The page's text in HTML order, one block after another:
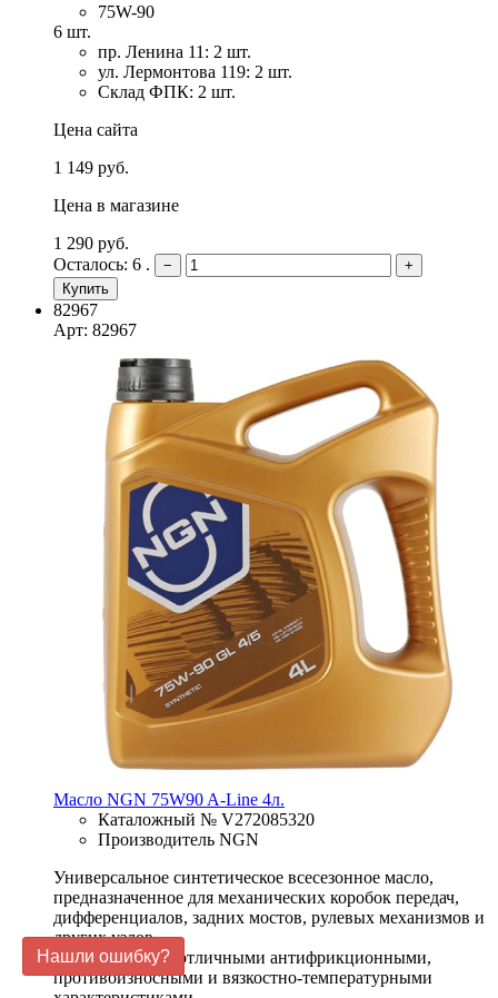
75W-90
6 шт.
пр. Ленина 11: 2 шт.
ул. Лермонтова 119: 2 шт.
Склад ФПК: 2 шт.
Цена сайта
1 149 руб.
Цена в магазине
1 290 руб.
Осталось: 6 .
−
+
Купить
82967
Арт: 82967
Масло NGN 75W90 A-Line 4л.
Каталожный № V272085320
Производитель NGN
Универсальное синтетическое всесезонное масло,
предназначенное для механических коробок передач,
дифференциалов, задних мостов, рулевых механизмов и
других узлов.
Масло обладает отличными антифрикционными,
противоизносными и вязкостно-температурными
Нашли ошибку?